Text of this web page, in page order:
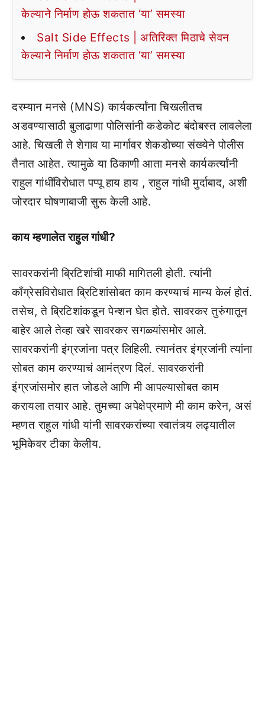
केल्याने निर्माण होऊ शकतात ‘या’ समस्या
Salt Side Effects | अतिरिक्त मिठाचे सेवन
केल्याने निर्माण होऊ शकतात ‘या’ समस्या
दरम्यान मनसे (MNS) कार्यकर्त्यांना चिखलीतच
अडवण्यासाठी बुलाढाणा पोलिसांनी कडेकोट बंदोबस्त लावलेला
आहे. चिखली ते शेगाव या मार्गावर शेकडोच्या संख्येने पोलीस
तैनात आहेत. त्यामुळे या ठिकाणी आता मनसे कार्यकर्त्यांनी
राहुल गांधींविरोधात पप्पू हाय हाय , राहुल गांधी मुर्दाबाद, अशी
जोरदार घोषणाबाजी सुरू केली आहे.
काय म्हणालेत राहुल गांधी?
सावरकरांनी ब्रिटिशांची माफी मागितली होती. त्यांनी
काँग्रेसविरोधात ब्रिटिशांसोबत काम करण्याचं मान्य केलं होतं.
तसेच, ते ब्रिटिशांकडून पेन्शन घेत होते. सावरकर तुरुंगातून
बाहेर आले तेव्हा खरे सावरकर सगळ्यांसमोर आले.
सावरकरांनी इंग्रजांना पत्र लिहिली. त्यानंतर इंग्रजांनी त्यांना
सोबत काम करण्याचं आमंत्रण दिलं. सावरकरांनी
इंग्रजांसमोर हात जोडले आणि मी आपल्यासोबत काम
करायला तयार आहे. तुमच्या अपेक्षेप्रमाणे मी काम करेन, असं
म्हणत राहुल गांधी यांनी सावरकरांच्या स्वातंत्र्य लढ्यातील
भूमिकेवर टीका केलीय.